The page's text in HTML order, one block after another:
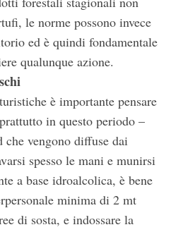
le norme possono invece
ed è quindi fondamentale
qualunque azione.
è importante pensare
in questo periodo –
vengono diffuse dai
spesso le mani e munirsi
a base idroalcolica, è bene
minima di 2 mt
di sosta, e indossare la